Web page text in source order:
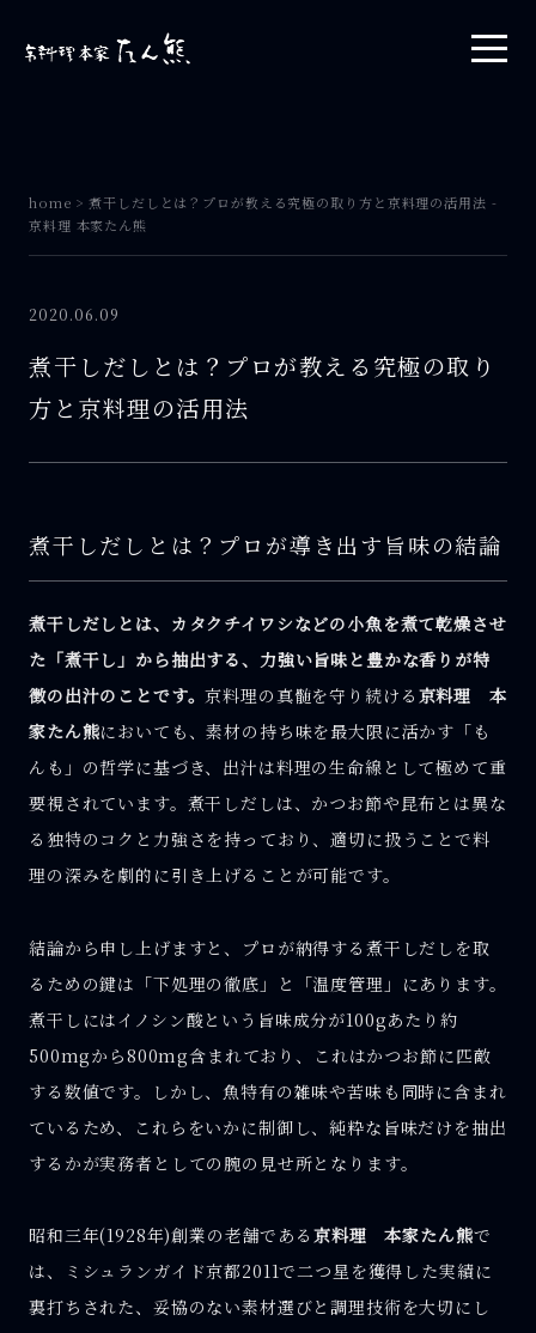
home >煮干しだしとは？プロが教える究極の取り方と京料理の活用法 -
京料理 本家たん熊
2020.06.09
煮干しだしとは？プロが教える究極の取り
方と京料理の活用法
煮干しだしとは？プロが導き出す旨味の結論
煮干しだしとは、カタクチイワシなどの小魚を煮て乾燥させ
た「煮干し」から抽出する、力強い旨味と豊かな香りが特
徴の出汁のことです。京料理の真髄を守り続ける 京料理 本
家たん熊においても、素材の持ち味を最大限に活かす「も
んも」の哲学に基づき、出汁は料理の生命線として極めて重
要視されています。煮干しだしは、かつお節や昆布とは異な
る独特のコクと力強さを持っており、適切に扱うことで料
理の深みを劇的に引き上げることが可能です。
結論から申し上げますと、プロが納得する煮干しだしを取
るための鍵は「下処理の徹底」と「温度管理」にあります。
煮干しにはイノシン酸という旨味成分が100gあたり約
500mgから800mg含まれており、これはかつお節に匹敵
する数値です。しかし、魚特有の雑味や苦味も同時に含まれ
ているため、これらをいかに制御し、純粋な旨味だけを抽出
するかが実務者としての腕の見せ所となります。
昭和三年(1928年)創業の老舗である 京料理 本家たん熊で
は、ミシュランガイド京都2011で二つ星を獲得した実績に
裏打ちされた、妥協のない素材選びと調理技術を大切にし